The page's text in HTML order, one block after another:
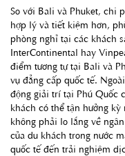
So với Bali và Phuket, chi
hợp lý và tiết kiệm hơn,
phòng nghỉ tại các khách
InterContinental hay
điểm tương tự tại Bali và
vụ đẳng cấp quốc tế.
động giải trí tại Phú Quốc
khách có thể tận hưởng
không phải lo lắng về
của du khách trong nước
quốc tế đến trải nghiệm